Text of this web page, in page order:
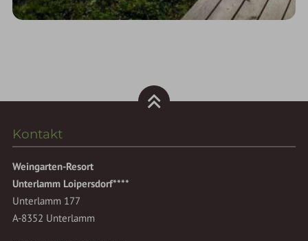
Kontakt
Weingarten-Resort
Unterlamm Loipersdorf****
Unterlamm 177
A-8352 Unterlamm